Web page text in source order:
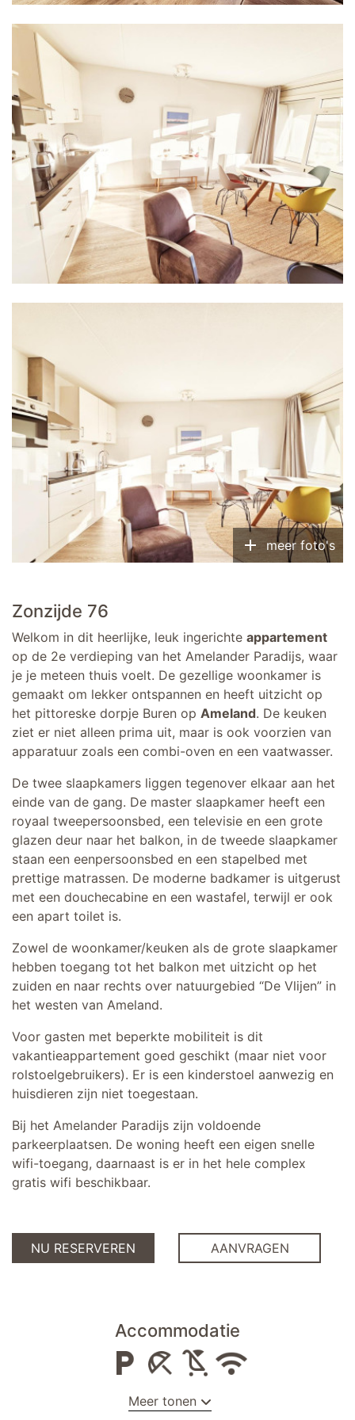
add meer foto's
Zonzijde 76
Welkom in dit heerlijke, leuk ingerichte appartement
op de 2e verdieping van het Amelander Paradijs, waar
je je meteen thuis voelt. De gezellige woonkamer is
gemaakt om lekker ontspannen en heeft uitzicht op
het pittoreske dorpje Buren op Ameland. De keuken
ziet er niet alleen prima uit, maar is ook voorzien van
apparatuur zoals een combi-oven en een vaatwasser.
De twee slaapkamers liggen tegenover elkaar aan het
einde van de gang. De master slaapkamer heeft een
royaal tweepersoonsbed, een televisie en een grote
glazen deur naar het balkon, in de tweede slaapkamer
staan een eenpersoonsbed en een stapelbed met
prettige matrassen. De moderne badkamer is uitgerust
met een douchecabine en een wastafel, terwijl er ook
een apart toilet is.
Zowel de woonkamer/keuken als de grote slaapkamer
hebben toegang tot het balkon met uitzicht op het
zuiden en naar rechts over natuurgebied “De Vlijen” in
het westen van Ameland.
Voor gasten met beperkte mobiliteit is dit
vakantieappartement goed geschikt (maar niet voor
rolstoelgebruikers). Er is een kinderstoel aanwezig en
huisdieren zijn niet toegestaan.
Bij het Amelander Paradijs zijn voldoende
parkeerplaatsen. De woning heeft een eigen snelle
wifi-toegang, daarnaast is er in het hele complex
gratis wifi beschikbaar.
NU RESERVEREN AANVRAGEN
Accommodatie
Meer tonen